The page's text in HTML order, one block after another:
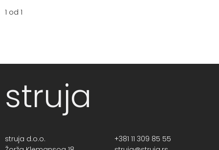
1 od 1
struja
struja d.o.o.
+381 11 309 85 55